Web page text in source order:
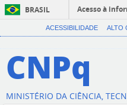
BRASIL
Acesso à
ACESSIBILIDADE ALTO
CNPq
MINISTÉRIO DA CIÊNCIA,